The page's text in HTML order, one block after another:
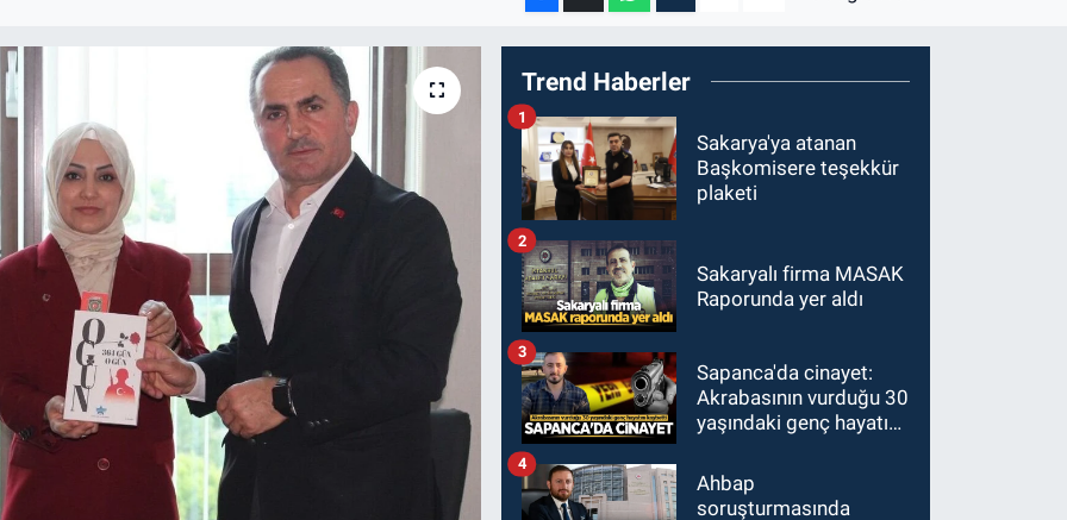
Trend Haberler
Sakarya'ya atanan
Başkomisere teşekkür
plaketi
1
Sakaryalı firma MASAK
Raporunda yer aldı
2
Sapanca'da cinayet:
Akrabasının vurduğu 30
yaşındaki genç hayatını
3
Ahbap
soruşturmasında
4